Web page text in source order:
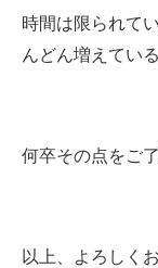
時間は限られて
んどん増えてい
何卒その点をご
以上、よろしく